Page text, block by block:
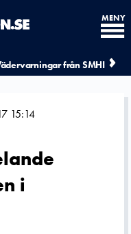
från SMHI
MENY
15:14
i